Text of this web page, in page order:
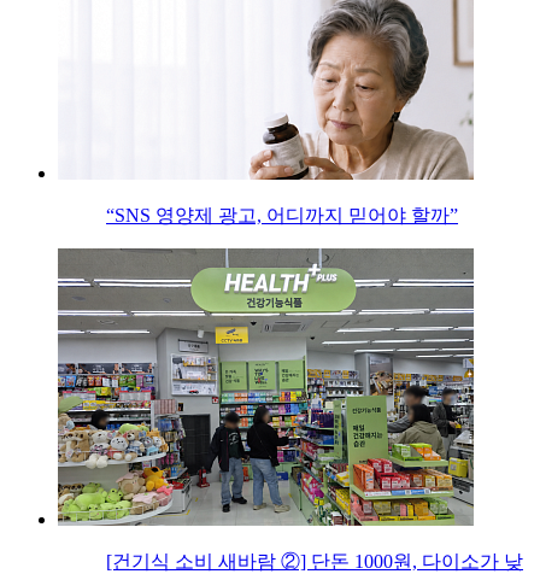
“SNS 영양제 광고, 어디까지 믿어야 할까”
[건기식 소비 새바람 ②] 단돈 1000원, 다이소가 낮